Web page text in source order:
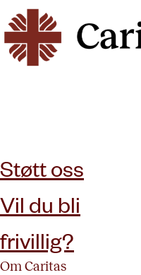
Støtt oss
Vil du bli
frivillig?
Om Caritas